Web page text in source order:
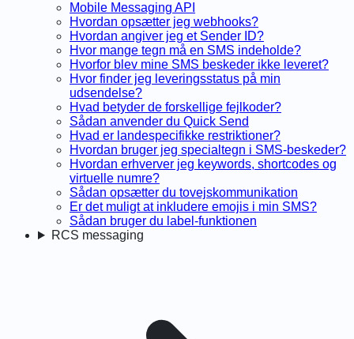
Mobile Messaging API
Hvordan opsætter jeg webhooks?
Hvordan angiver jeg et Sender ID?
Hvor mange tegn må en SMS indeholde?
Hvorfor blev mine SMS beskeder ikke leveret?
Hvor finder jeg leveringsstatus på min
udsendelse?
Hvad betyder de forskellige fejlkoder?
Sådan anvender du Quick Send
Hvad er landespecifikke restriktioner?
Hvordan bruger jeg specialtegn i SMS-beskeder?
Hvordan erhverver jeg keywords, shortcodes og
virtuelle numre?
Sådan opsætter du tovejskommunikation
Er det muligt at inkludere emojis i min SMS?
Sådan bruger du label-funktionen
RCS messaging